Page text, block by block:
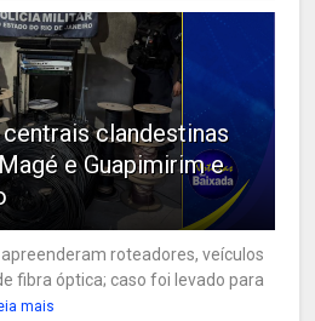
clandestinas
e Guapimirim e
roteadores, veículos
fibra óptica; caso foi levado para
mais